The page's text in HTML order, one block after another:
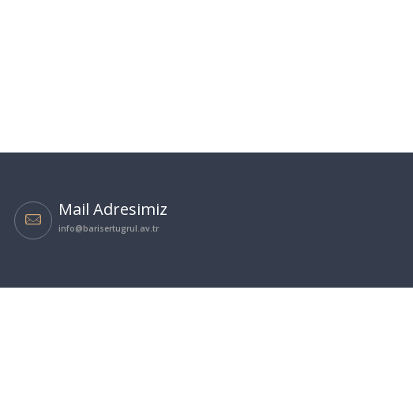
Mail Adresimiz
info@barisertugrul.av.tr